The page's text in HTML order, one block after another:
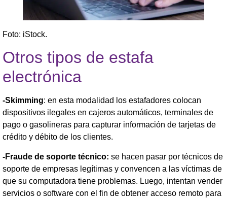
Foto: iStock.
Otros tipos de estafa
electrónica
-Skimming: en esta modalidad los estafadores colocan
dispositivos ilegales en cajeros automáticos, terminales de
pago o gasolineras para capturar información de tarjetas de
crédito y débito de los clientes.
-Fraude de soporte técnico: se hacen pasar por técnicos de
soporte de empresas legítimas y convencen a las víctimas de
que su computadora tiene problemas. Luego, intentan vender
servicios o software con el fin de obtener acceso remoto para